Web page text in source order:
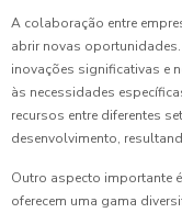
A colaboração entre
abrir novas
inovações significativas e
às necessidades
recursos entre diferentes
desenvolvimento,
Outro aspecto importante
oferecem uma gama